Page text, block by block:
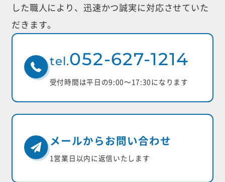
した職人により、迅速かつ誠実に対応させていた
だきます。
tel.052-627-1214
受付時間は平日の9:00〜17:30になります
メールからお問い合わせ
1営業日以内に返信いたします